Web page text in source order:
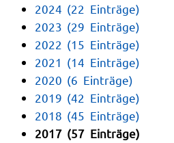
2024 (22 Einträge)
2023 (29 Einträge)
2022 (15 Einträge)
2021 (14 Einträge)
2020 (6 Einträge)
2019 (42 Einträge)
2018 (45 Einträge)
2017 (57 Einträge)